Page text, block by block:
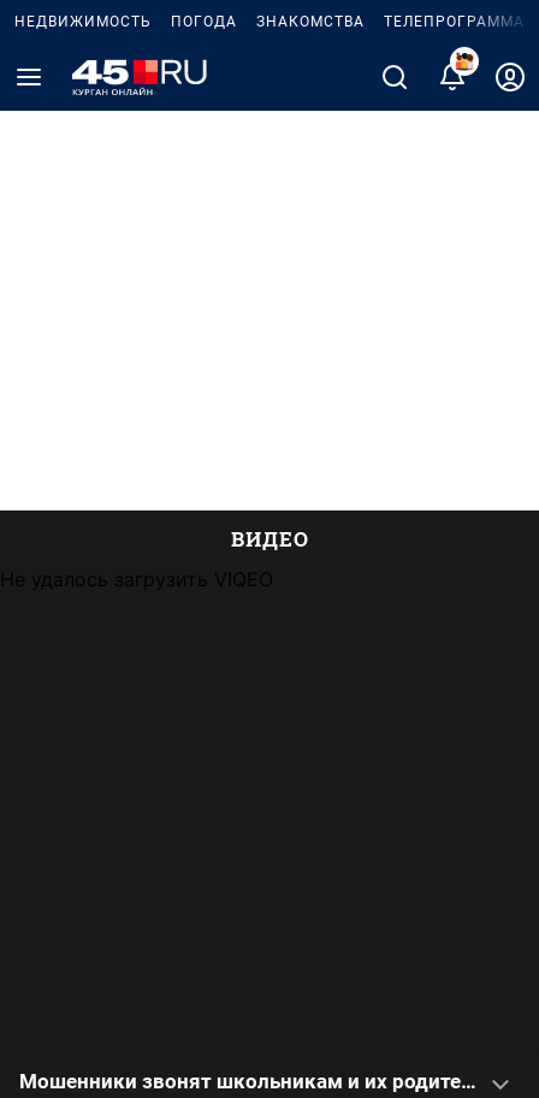
НЕДВИЖИМОСТЬ ПОГОДА ЗНАКОМСТВА ТЕЛЕПРОГРАММА
ВИДЕО
Не удалось загрузить VIQEO
Мошенники звонят школьникам и их родителям. В видео — уморительный разговор с аферистом